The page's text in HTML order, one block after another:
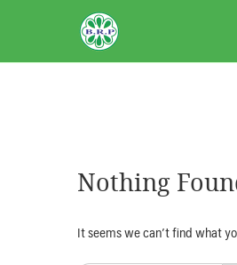
BRPAUTO.COM
Nothing
It seems we can’t find what